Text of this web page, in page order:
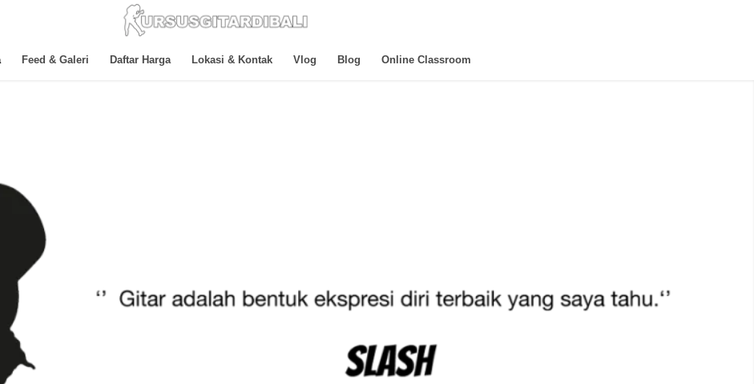
Feed & Galeri Daftar Harga Lokasi & Kontak Vlog Blog Online Classroom